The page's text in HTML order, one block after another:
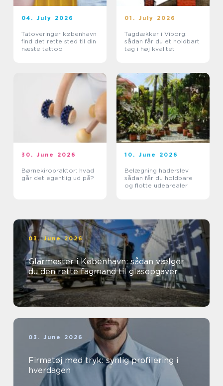
04. July 2026
Tatoveringer københavn
find det rette sted til din
næste tattoo
01. July 2026
Tagdækker i Viborg:
sådan får du et holdbart
tag i høj kvalitet
30. June 2026
Børnekiropraktor: hvad
går det egentlig ud på?
10. June 2026
Belægning haderslev
sådan får du holdbare
og flotte udearealer
03. June 2026
Glarmester i København: sådan vælger
du den rette fagmand til glasopgaver
03. June 2026
Firmatøj med tryk: synlig profilering i
hverdagen